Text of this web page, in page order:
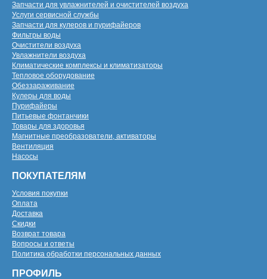
Запчасти для увлажнителей и очистителей воздуха
Услуги сервисной службы
Запчасти для кулеров и пурифайеров
Фильтры воды
Очистители воздуха
Увлажнители воздуха
Климатические комплексы и климатизаторы
Тепловое оборудование
Обеззараживание
Кулеры для воды
Пурифайеры
Питьевые фонтанчики
Товары для здоровья
Магнитные преобразователи, активаторы
Вентиляция
Насосы
ПОКУПАТЕЛЯМ
Условия покупки
Оплата
Доставка
Скидки
Возврат товара
Вопросы и ответы
Политика обработки персональных данных
ПРОФИЛЬ